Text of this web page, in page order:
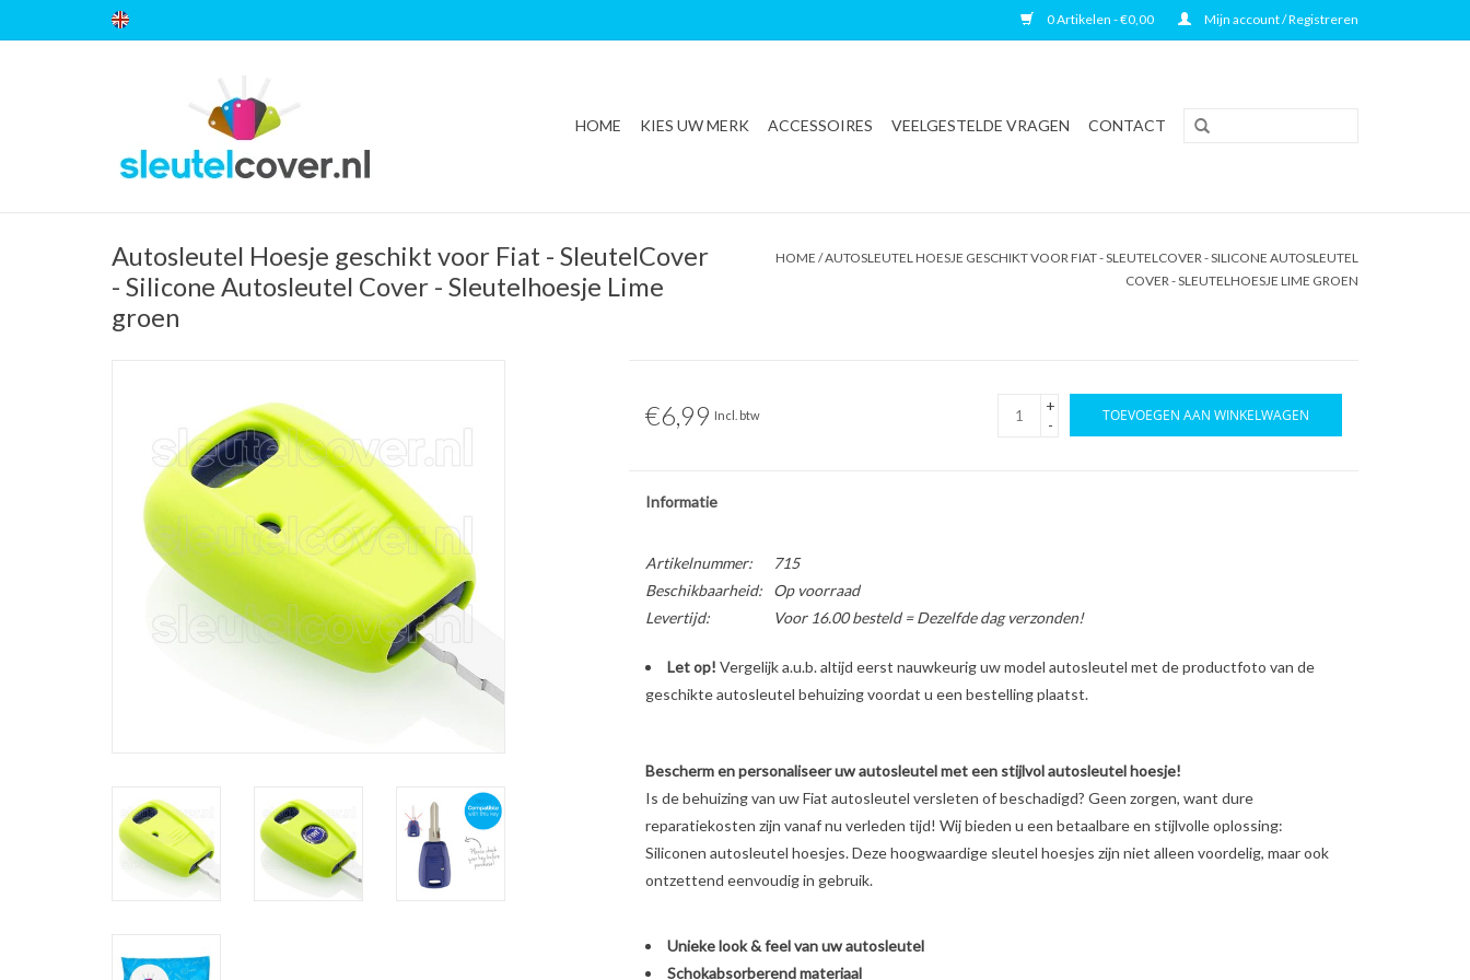
0 Artikelen - €0,00 Mijn account / Registreren
HOME KIES UW MERK ACCESSOIRES VEELGESTELDE VRAGEN CONTACT
Autosleutel Hoesje geschikt voor Fiat - SleutelCover
- Silicone Autosleutel Cover - Sleutelhoesje Lime
groen
HOME /AUTOSLEUTEL HOESJE GESCHIKT VOOR FIAT - SLEUTELCOVER - SILICONE AUTOSLEUTEL
COVER - SLEUTELHOESJE LIME GROEN
€6,99 Incl. btw
+
-
TOEVOEGEN AAN WINKELWAGEN
Informatie
Artikelnummer:
715
Beschikbaarheid:
Op voorraad
Levertijd:
Voor 16.00 besteld = Dezelfde dag verzonden!
Let op! Vergelijk a.u.b. altijd eerst nauwkeurig uw model autosleutel met de productfoto van de
geschikte autosleutel behuizing voordat u een bestelling plaatst.
Bescherm en personaliseer uw autosleutel met een stijlvol autosleutel hoesje!
Is de behuizing van uw Fiat autosleutel versleten of beschadigd? Geen zorgen, want dure
reparatiekosten zijn vanaf nu verleden tijd! Wij bieden u een betaalbare en stijlvolle oplossing:
Siliconen autosleutel hoesjes. Deze hoogwaardige sleutel hoesjes zijn niet alleen voordelig, maar ook
ontzettend eenvoudig in gebruik.
Unieke look & feel van uw autosleutel
Schokabsorberend materiaal